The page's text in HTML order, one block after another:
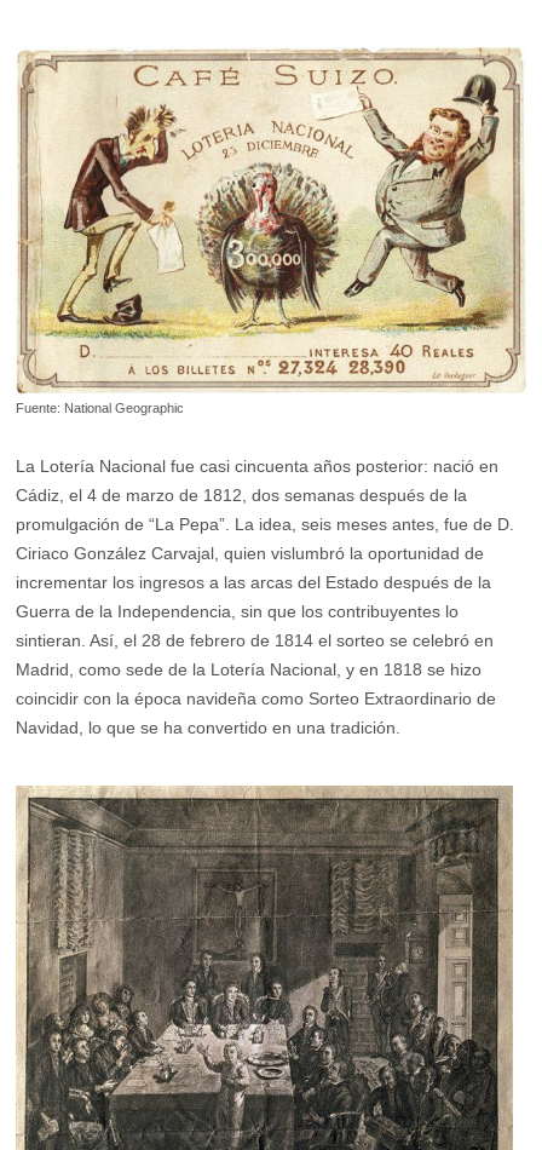
Fuente: National Geographic
La Lotería Nacional fue casi cincuenta años posterior: nació en
Cádiz, el 4 de marzo de 1812, dos semanas después de la
promulgación de “La Pepa”. La idea, seis meses antes, fue de D.
Ciriaco González Carvajal, quien vislumbró la oportunidad de
incrementar los ingresos a las arcas del Estado después de la
Guerra de la Independencia, sin que los contribuyentes lo
sintieran. Así, el 28 de febrero de 1814 el sorteo se celebró en
Madrid, como sede de la Lotería Nacional, y en 1818 se hizo
coincidir con la época navideña como Sorteo Extraordinario de
Navidad, lo que se ha convertido en una tradición.